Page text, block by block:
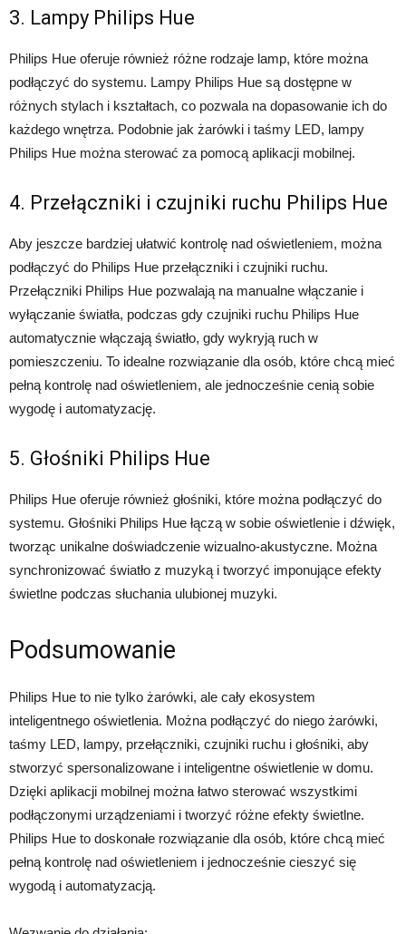
3. Lampy Philips Hue
Philips Hue oferuje również różne rodzaje lamp, które można
podłączyć do systemu. Lampy Philips Hue są dostępne w
różnych stylach i kształtach, co pozwala na dopasowanie ich do
każdego wnętrza. Podobnie jak żarówki i taśmy LED, lampy
Philips Hue można sterować za pomocą aplikacji mobilnej.
4. Przełączniki i czujniki ruchu Philips Hue
Aby jeszcze bardziej ułatwić kontrolę nad oświetleniem, można
podłączyć do Philips Hue przełączniki i czujniki ruchu.
Przełączniki Philips Hue pozwalają na manualne włączanie i
wyłączanie światła, podczas gdy czujniki ruchu Philips Hue
automatycznie włączają światło, gdy wykryją ruch w
pomieszczeniu. To idealne rozwiązanie dla osób, które chcą mieć
pełną kontrolę nad oświetleniem, ale jednocześnie cenią sobie
wygodę i automatyzację.
5. Głośniki Philips Hue
Philips Hue oferuje również głośniki, które można podłączyć do
systemu. Głośniki Philips Hue łączą w sobie oświetlenie i dźwięk,
tworząc unikalne doświadczenie wizualno-akustyczne. Można
synchronizować światło z muzyką i tworzyć imponujące efekty
świetlne podczas słuchania ulubionej muzyki.
Podsumowanie
Philips Hue to nie tylko żarówki, ale cały ekosystem
inteligentnego oświetlenia. Można podłączyć do niego żarówki,
taśmy LED, lampy, przełączniki, czujniki ruchu i głośniki, aby
stworzyć spersonalizowane i inteligentne oświetlenie w domu.
Dzięki aplikacji mobilnej można łatwo sterować wszystkimi
podłączonymi urządzeniami i tworzyć różne efekty świetlne.
Philips Hue to doskonałe rozwiązanie dla osób, które chcą mieć
pełną kontrolę nad oświetleniem i jednocześnie cieszyć się
wygodą i automatyzacją.